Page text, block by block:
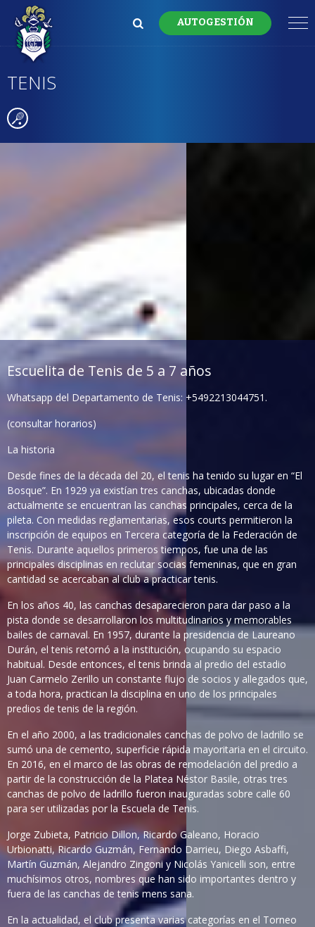
AUTOGESTIÓN
TENIS
Escuelita de Tenis de 5 a 7 años
Whatsapp del Departamento de Tenis: +5492213044751.
(consultar horarios)
La historia
Desde fines de la década del 20, el tenis ha tenido su lugar en “El
Bosque”. En 1929 ya existían tres canchas, ubicadas donde
actualmente se encuentran las canchas principales, cerca de la
pileta. Con medidas reglamentarias, esos courts permitieron la
inscripción de equipos en Tercera categoría de la Federación de
Tenis. Durante aquellos primeros tiempos, fue una de las
principales disciplinas en reclutar socias femeninas, que en gran
cantidad se acercaban al club a practicar tenis.
En los años 40, las canchas desaparecieron para dar paso a la
pista donde se desarrollaron los multitudinarios y memorables
bailes de carnaval. En 1957, durante la presidencia de Laureano
Durán, el tenis retornó a la institución, ocupando su espacio
habitual. Desde entonces, el tenis brinda al predio del estadio
Juan Carmelo Zerillo un constante flujo de socios y allegados que,
a toda hora, practican la disciplina en uno de los principales
predios de tenis de la región.
En el año 2000, a las tradicionales canchas de polvo de ladrillo se
sumó una de cemento, superficie rápida mayoritaria en el circuito.
En 2016, en el marco de las obras de remodelación del predio a
partir de la construcción de la Platea Néstor Basile, otras tres
canchas de polvo de ladrillo fueron inauguradas sobre calle 60
para ser utilizadas por la Escuela de Tenis.
Jorge Zubieta, Patricio Dillon, Ricardo Galeano, Horacio
Urbionatti, Ricardo Guzmán, Fernando Darrieu, Diego Asbaffi,
Martín Guzmán, Alejandro Zingoni y Nicolás Yanicelli son, entre
muchísimos otros, nombres que han sido importantes dentro y
fuera de las canchas de tenis mens sana.
En la actualidad, el club presenta varias categorías en el Torneo